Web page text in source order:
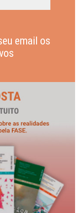
email os